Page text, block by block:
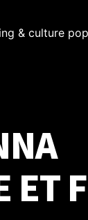
& culture pop
ET